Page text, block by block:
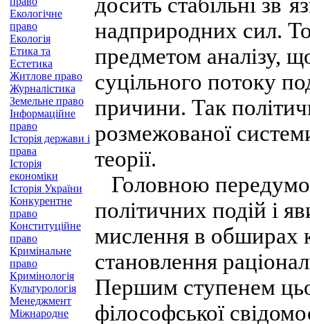
Екологічне
право
Екологія
Етика та
Естетика
Житлове право
Журналістика
Земельне право
Інформаційне
право
Історія держави і
права
Історія
економіки
Історія України
Конкурентне
право
Конституційне
право
Кримінальне
право
Кримінологія
Культурологія
Менеджмент
Міжнародне
надприродних сил.
предметом аналізу,
суцільного потоку
причини. Так
розмежованої
теорії.
Головною
політичних подій і
мислення в обширах
становлення
Першим ступенем
філософської